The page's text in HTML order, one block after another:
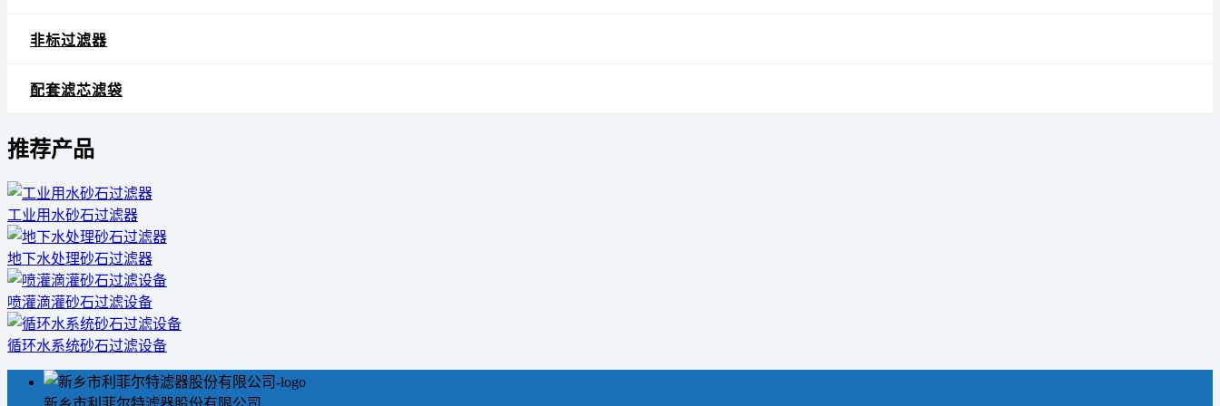
非标过滤器
配套滤芯滤袋
推荐产品
工业用水砂石过滤器
地下水处理砂石过滤器
喷灌滴灌砂石过滤设备
循环水系统砂石过滤设备